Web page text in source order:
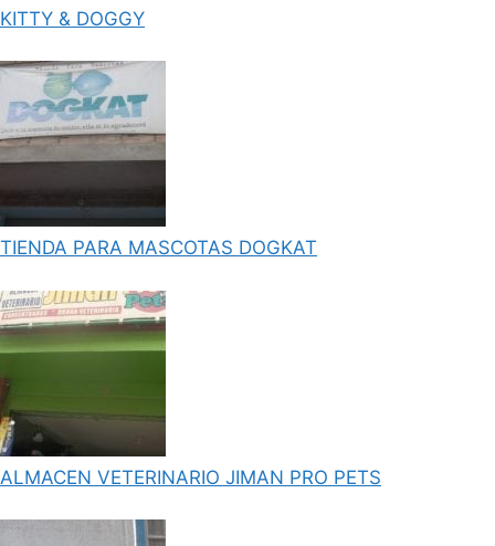
KITTY & DOGGY
TIENDA PARA MASCOTAS DOGKAT
ALMACEN VETERINARIO JIMAN PRO PETS